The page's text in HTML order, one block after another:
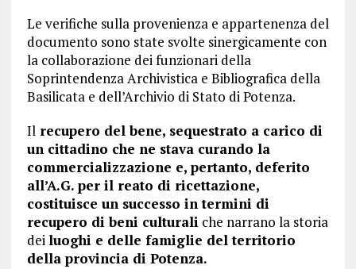
Le verifiche sulla provenienza e appartenenza del
documento sono state svolte sinergicamente con
la collaborazione dei funzionari della
Soprintendenza Archivistica e Bibliografica della
Basilicata e dell’Archivio di Stato di Potenza.
Ilrecupero del bene, sequestrato a carico di
un cittadino che ne stava curando la
commercializzazione e, pertanto, deferito
all’A.G. per il reato di ricettazione,
costituisce un successo in termini di
recupero di beni culturali che narrano la storia
deiluoghi e delle famiglie del territorio
della provincia di Potenza.